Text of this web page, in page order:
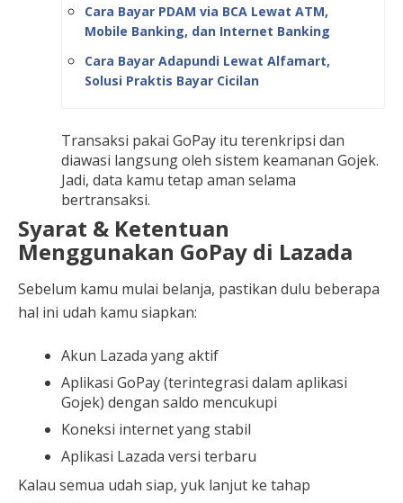
Cara Bayar PDAM via BCA Lewat ATM,
Mobile Banking, dan Internet Banking
Cara Bayar Adapundi Lewat Alfamart,
Solusi Praktis Bayar Cicilan
Transaksi pakai GoPay itu terenkripsi dan
diawasi langsung oleh sistem keamanan Gojek.
Jadi, data kamu tetap aman selama
bertransaksi.
Syarat & Ketentuan
Menggunakan GoPay di Lazada
Sebelum kamu mulai belanja, pastikan dulu beberapa
hal ini udah kamu siapkan:
Akun Lazada yang aktif
Aplikasi GoPay (terintegrasi dalam aplikasi
Gojek) dengan saldo mencukupi
Koneksi internet yang stabil
Aplikasi Lazada versi terbaru
Kalau semua udah siap, yuk lanjut ke tahap